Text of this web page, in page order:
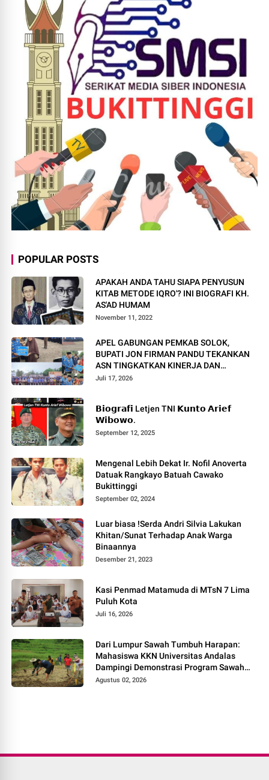
POPULAR POSTS
APAKAH ANDA TAHU SIAPA PENYUSUN
KITAB METODE IQRO'? INI BIOGRAFI KH.
AS'AD HUMAM
November 11, 2022
APEL GABUNGAN PEMKAB SOLOK,
BUPATI JON FIRMAN PANDU TEKANKAN
ASN TINGKATKAN KINERJA DAN
PELAYANAN MASYARAKAT.
Juli 17, 2026
𝗕𝗶𝗼𝗴𝗿𝗮𝗳𝗶 Letjen TNI 𝗞𝘂𝗻𝘁𝗼 𝗔𝗿𝗶𝗲𝗳
𝗪𝗶𝗯𝗼𝘄𝗼.
September 12, 2025
Mengenal Lebih Dekat Ir. Nofil Anoverta
Datuak Rangkayo Batuah Cawako
Bukittinggi
September 02, 2024
Luar biasa !Serda Andri Silvia Lakukan
Khitan/Sunat Terhadap Anak Warga
Binaannya
Desember 21, 2023
Kasi Penmad Matamuda di MTsN 7 Lima
Puluh Kota
Juli 16, 2026
Dari Lumpur Sawah Tumbuh Harapan:
Mahasiswa KKN Universitas Andalas
Dampingi Demonstrasi Program Sawah
Pokok Murah di Jorong Bayua
Agustus 02, 2026